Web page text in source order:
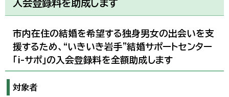
入会登録料を助成します
市内在住の結婚を希望する独身男女の出会いを支
援するため、“いきいき岩手”結婚サポートセンター
「i-サポ」の入会登録料を全額助成します
対象者